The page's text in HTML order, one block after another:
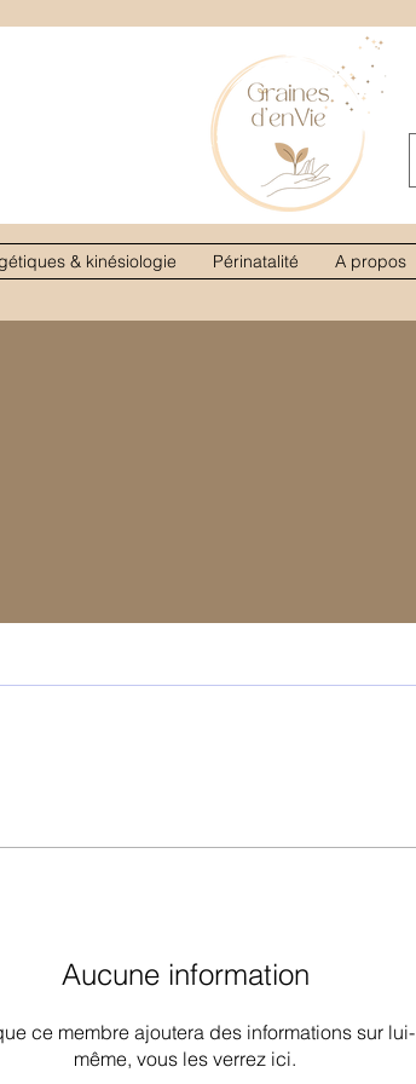
& kinésiologie Périnatalité A propos
Aucune information
ce membre ajoutera des informations sur lui-
même, vous les verrez ici.